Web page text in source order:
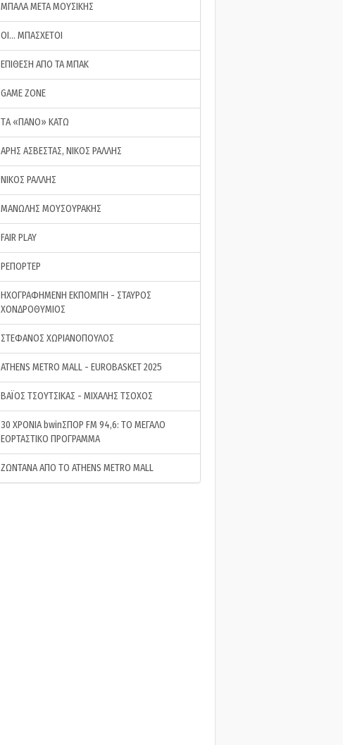
ΜΠΑΛΑ ΜΕΤΑ ΜΟΥΣΙΚΗΣ
ΟΙ… ΜΠΑΣΧΕΤΟΙ
ΕΠΙΘΕΣΗ ΑΠΟ ΤΑ ΜΠΑΚ
GAME ZONE
ΤA «ΠΑΝΟ» ΚΑΤΩ
ΑΡΗΣ ΑΣΒΕΣΤΑΣ, ΝΙΚΟΣ ΡΑΛΛΗΣ
ΝΙΚΟΣ ΡΑΛΛΗΣ
ΜΑΝΩΛΗΣ ΜΟΥΣΟΥΡΑΚΗΣ
FAIR PLAY
ΡΕΠΟΡΤΕΡ
ΗΧΟΓΡΑΦΗΜΕΝΗ ΕΚΠΟΜΠΗ - ΣΤΑΥΡΟΣ
ΧΟΝΔΡΟΘΥΜΙΟΣ
ΣΤΕΦΑΝΟΣ ΧΩΡΙΑΝΟΠΟΥΛΟΣ
ATHENS METRO MALL - EUROBASKET 2025
ΒΑΪΟΣ ΤΣΟΥΤΣΙΚΑΣ - ΜΙΧΑΛΗΣ ΤΣΟΧΟΣ
30 ΧΡΟΝΙΑ bwinΣΠΟΡ FM 94,6: ΤΟ ΜΕΓΑΛΟ
ΕΟΡΤΑΣΤΙΚΟ ΠΡΟΓΡΑΜΜΑ
ΖΩΝΤΑΝΑ ΑΠΟ ΤΟ ATHENS METRO MALL